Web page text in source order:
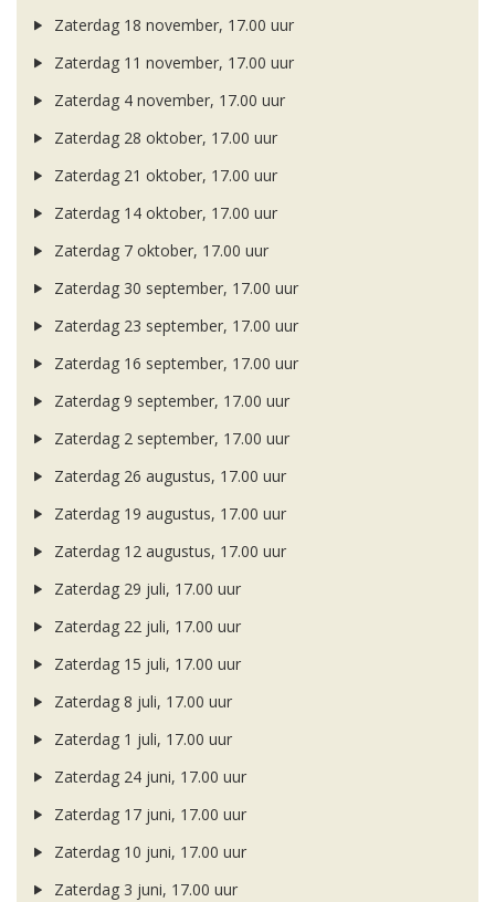
Zaterdag 18 november, 17.00 uur
Zaterdag 11 november, 17.00 uur
Zaterdag 4 november, 17.00 uur
Zaterdag 28 oktober, 17.00 uur
Zaterdag 21 oktober, 17.00 uur
Zaterdag 14 oktober, 17.00 uur
Zaterdag 7 oktober, 17.00 uur
Zaterdag 30 september, 17.00 uur
Zaterdag 23 september, 17.00 uur
Zaterdag 16 september, 17.00 uur
Zaterdag 9 september, 17.00 uur
Zaterdag 2 september, 17.00 uur
Zaterdag 26 augustus, 17.00 uur
Zaterdag 19 augustus, 17.00 uur
Zaterdag 12 augustus, 17.00 uur
Zaterdag 29 juli, 17.00 uur
Zaterdag 22 juli, 17.00 uur
Zaterdag 15 juli, 17.00 uur
Zaterdag 8 juli, 17.00 uur
Zaterdag 1 juli, 17.00 uur
Zaterdag 24 juni, 17.00 uur
Zaterdag 17 juni, 17.00 uur
Zaterdag 10 juni, 17.00 uur
Zaterdag 3 juni, 17.00 uur